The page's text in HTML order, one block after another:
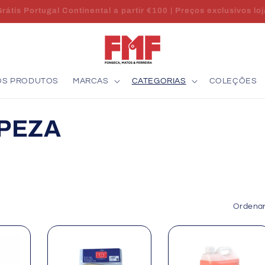
Envio 24/48h | Stock em Portugal | Apoio técnico
PRODUTOS MARCAS CATEGORIAS COLEÇÕES